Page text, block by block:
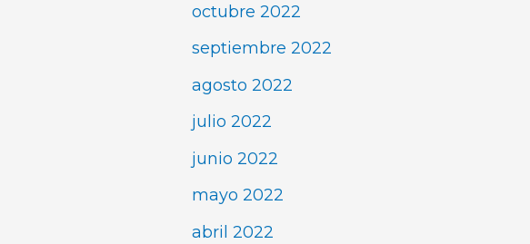
octubre 2022
septiembre 2022
agosto 2022
julio 2022
junio 2022
mayo 2022
abril 2022